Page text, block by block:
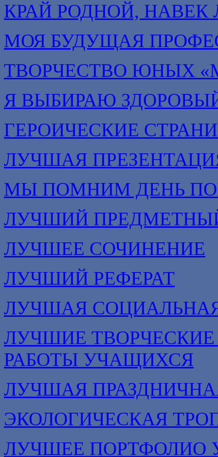
КРАЙ РОДНОЙ,
МОЯ БУДУЩАЯ
ТВОРЧЕСТВО ЮНЫХ
Я ВЫБИРАЮ
ГЕРОИЧЕСКИЕ
ЛУЧШАЯ
МЫ ПОМНИМ ДЕНЬ
ЛУЧШИЙ
ЛУЧШЕЕ СОЧИНЕНИЕ
ЛУЧШИЙ РЕФЕРАТ
ЛУЧШАЯ
ЛУЧШИЕ
РАБОТЫ УЧАЩИХСЯ
ЛУЧШАЯ
ЭКОЛОГИЧЕСКАЯ
ЛУЧШЕЕ ПОРТФОЛИО